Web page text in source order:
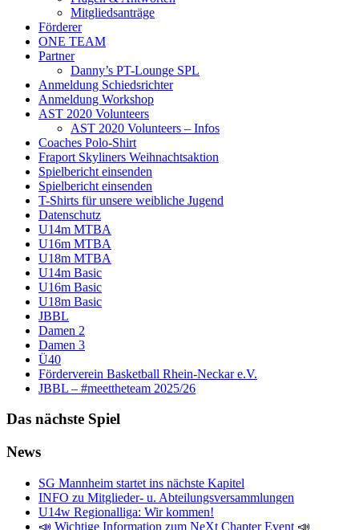
Mitgliedsanträge
Förderer
ONE TEAM
Partner
Danny’s PT-Lounge SPL
Anmeldung Schiedsrichter
Anmeldung Workshop
AST 2020 Volunteers
AST 2020 Volunteers – Infos
Coaches Polo-Shirt
Fraport Skyliners Weihnachtsaktion
Spielbericht einsenden
Spielbericht einsenden
T-Shirts für unsere weibliche Jugend
Datenschutz
U14m MTBA
U16m MTBA
U18m MTBA
U14m Basic
U16m Basic
U18m Basic
JBBL
Damen 2
Damen 3
Ü40
Förderverein Basketball Rhein-Neckar e.V.
JBBL – #meettheteam 2025/26
Das nächste Spiel
News
SG Mannheim startet ins nächste Kapitel
INFO zu Mitglieder- u. Abteilungsversammlungen
U14w Regionalliga: Wir kommen!
📣 Wichtige Information zum NeXt Chapter Event 📣